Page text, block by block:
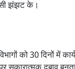
झंझट के।
को 30 दिनों में